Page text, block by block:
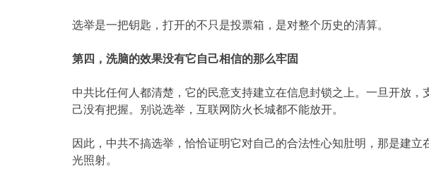
选举是一把钥匙，打开的不只是投票箱，是对整个历史的清算。
第四，洗脑的效果没有它自己相信的那么牢固
中共比任何人都清楚，它的民意支持建立在信息封锁之上。一旦开放，
己没有把握。别说选举，互联网防火长城都不能放开。
因此，中共不搞选举，恰恰证明它对自己的合法性心知肚明，那是建立
光照射。